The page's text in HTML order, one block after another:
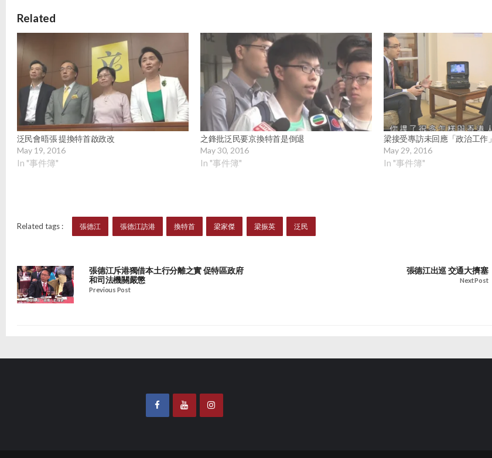
Related
泛民會晤張 提換特首啟政改
May 19, 2016
In "事件簿"
之鋒批泛民要京換特首是倒退
May 30, 2016
In "事件簿"
梁接受專訪未回應「政治工作」
May 29, 2016
In "事件簿"
Related tags : 張德江 張德江訪港 換特首 梁家傑 梁振英 泛民
張德江斥港獨借本土行分離之實 促特區政府
和司法機關嚴懲
Previous Post
張德江出巡 交通大擠塞
Next Post